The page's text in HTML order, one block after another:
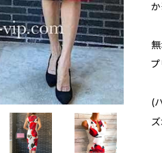
か
プ
(